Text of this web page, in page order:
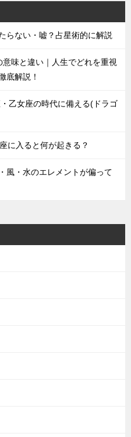
らない・嘘？占星術的に解説
味と違い｜人生でどれを重視
底解説！
乙女座の時代に備える(ドラゴ
に入ると何が起きる？
風・水のエレメントが偏って